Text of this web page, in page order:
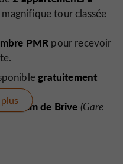
magnifique tour classée
PMR pour recevoir
gratuitement
à 20 km de Brive (Gare